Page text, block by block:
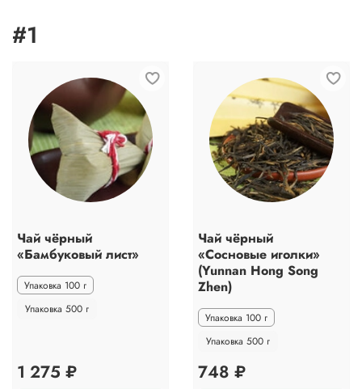
#1
Чай чёрный
«Бамбуковый лист»
Упаковка 100 г
Упаковка 500 г
1 275 ₽
Чай чёрный
«Сосновые иголки»
(Yunnan Hong Song
Zhen)
Упаковка 100 г
Упаковка 500 г
748 ₽